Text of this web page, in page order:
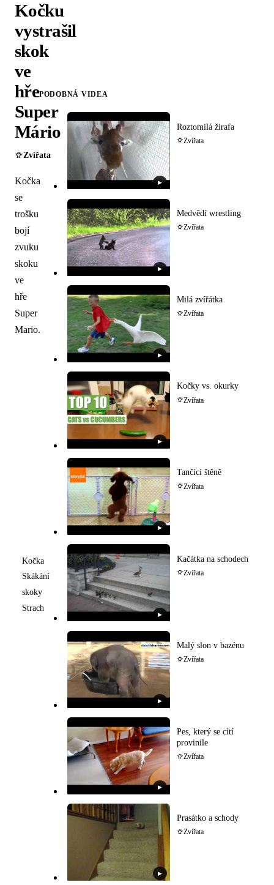
Kočku
vystrašil
skok
ve
hře
Super
Mário
Zvířata
Kočka
se
trošku
bojí
zvuku
skoku
ve
hře
Super
Mario.
Kočka
Skákání
skoky
Strach
PODOBNÁ VIDEA
▶
Roztomilá žirafa
Zvířata
▶
Medvědí wrestling
Zvířata
▶
Milá zvířátka
Zvířata
▶
Kočky vs. okurky
Zvířata
▶
Tančící štěně
Zvířata
▶
Kačátka na schodech
Zvířata
▶
Malý slon v bazénu
Zvířata
▶
Pes, který se cítí
provinile
Zvířata
▶
Prasátko a schody
Zvířata